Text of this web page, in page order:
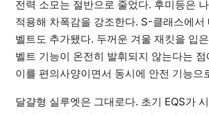
전력 소모는 절반으로 줄었다. 후미등은
적용해 차폭감을 강조한다. S-클래스에서
벨트도 추가됐다. 두꺼운 겨울 재킷을 입
벨트 기능이 온전히 발휘되지 않는다는
이를 편의사양이면서 동시에 안전 기능으
달걀형 실루엣은 그대로다. 초기 EQS가